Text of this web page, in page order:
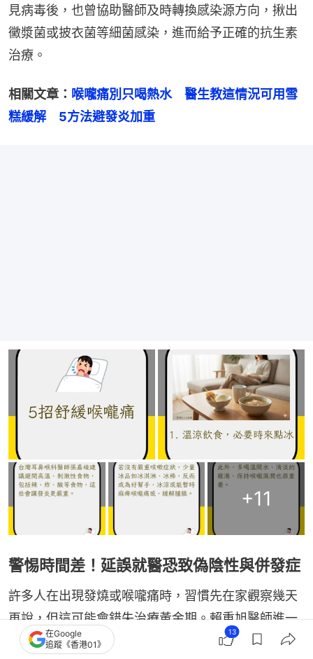
見病毒後，也曾協助醫師及時轉換感染源方向，揪出
黴漿菌或披衣菌等細菌感染，進而給予正確的抗生素
治療。
相關文章： 喉嚨痛別只喝熱水　醫生教這情況可用雪
糕緩解　5方法避發炎加重
+11
警惕時間差！延誤就醫恐致偽陰性與併發症
許多人在出現發燒或喉嚨痛時，習慣先在家觀察幾天
再說，但這可能會錯失治療黃金期。賴重旭醫師進一
步提醒到，常見的病毒感染：如新冠病毒的抗病毒藥
在Google
追蹤《香港01》
13